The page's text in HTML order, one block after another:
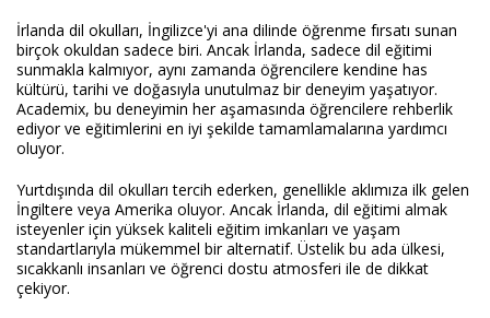
İrlanda dil okulları, İngilizce'yi ana dilinde öğrenme fırsatı sunan
birçok okuldan sadece biri. Ancak İrlanda, sadece dil eğitimi
sunmakla kalmıyor, aynı zamanda öğrencilere kendine has
kültürü, tarihi ve doğasıyla unutulmaz bir deneyim yaşatıyor.
Academix, bu deneyimin her aşamasında öğrencilere rehberlik
ediyor ve eğitimlerini en iyi şekilde tamamlamalarına yardımcı
oluyor.
Yurtdışında dil okulları tercih ederken, genellikle aklımıza ilk gelen
İngiltere veya Amerika oluyor. Ancak İrlanda, dil eğitimi almak
isteyenler için yüksek kaliteli eğitim imkanları ve yaşam
standartlarıyla mükemmel bir alternatif. Üstelik bu ada ülkesi,
sıcakkanlı insanları ve öğrenci dostu atmosferi ile de dikkat
çekiyor.